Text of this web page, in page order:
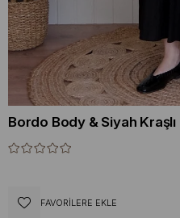
Bordo Body & Siyah
FAVORILERE EKLE